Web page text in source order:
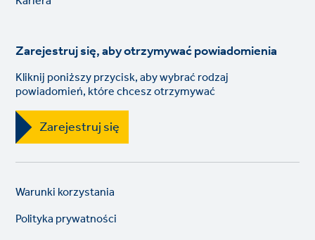
Zarejestruj się, aby otrzymywać powiadomienia
Kliknij poniższy przycisk, aby wybrać rodzaj
powiadomień, które chcesz otrzymywać
Zarejestruj się
Legal
links
Warunki korzystania
Polityka prywatności